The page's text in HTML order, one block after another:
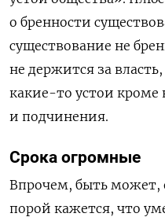
о бренности
существование не
не держится за
какие-то устои кроме
и подчинения.
Срока огромные
Впрочем, быть может,
порой кажется, что